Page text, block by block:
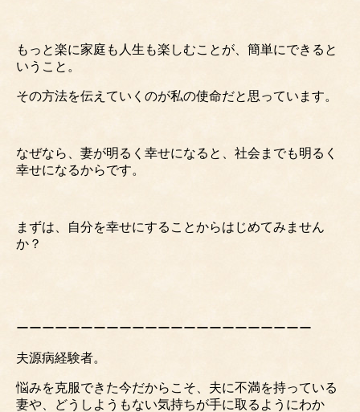
もっと楽に家庭も人生も楽しむことが、簡単にできると
いうこと。
その方法を伝えていくのが私の使命だと思っています。
なぜなら、妻が明るく幸せになると、社会までも明るく
幸せになるからです。
まずは、自分を幸せにすることからはじめてみません
か？
ーーーーーーーーーーーーーーーーーーーーーーー
夫源病経験者。
悩みを克服できた今だからこそ、夫に不満を持っている
妻や、どうしようもない気持ちが手に取るようにわか